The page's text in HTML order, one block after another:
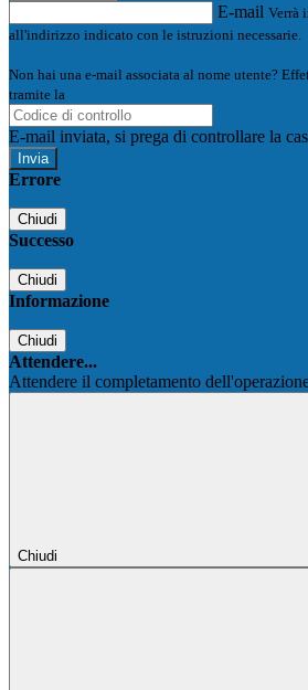
E-mail Verrà
all'indirizzo indicato con le istruzioni necessarie.
Non hai una e-mail associata al nome utente?
tramite la
E-mail inviata, si prega di controllare la
Errore
Chiudi
Successo
Chiudi
Informazione
Chiudi
Attendere...
Attendere il completamento
Chiudi